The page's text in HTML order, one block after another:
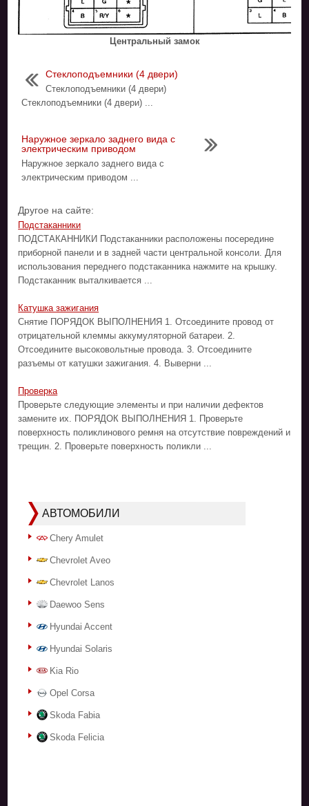
Центральный замок
Стеклоподъемники (4 двери)
Стеклоподъемники (4 двери)
Стеклоподъемники (4 двери) ...
Наружное зеркало заднего вида с
электрическим приводом
Наружное зеркало заднего вида с
электрическим приводом ...
Другое на сайте:
Подстаканники
ПОДСТАКАННИКИ Подстаканники расположены посередине
приборной панели и в задней части центральной консоли. Для
использования переднего подстаканника нажмите на крышку.
Подстаканник выталкивается ...
Катушка зажигания
Снятие ПОРЯДОК ВЫПОЛНЕНИЯ 1. Отсоедините провод от
отрицательной клеммы аккумуляторной батареи. 2.
Отсоедините высоковольтные провода. 3. Отсоедините
разъемы от катушки зажигания. 4. Выверни ...
Проверка
Проверьте следующие элементы и при наличии дефектов
замените их. ПОРЯДОК ВЫПОЛНЕНИЯ 1. Проверьте
поверхность поликлинового ремня на отсутствие повреждений и
трещин. 2. Проверьте поверхность поликли ...
АВТОМОБИЛИ
Chery Amulet
Chevrolet Aveo
Chevrolet Lanos
Daewoo Sens
Hyundai Accent
Hyundai Solaris
Kia Rio
Opel Corsa
Skoda Fabia
Skoda Felicia